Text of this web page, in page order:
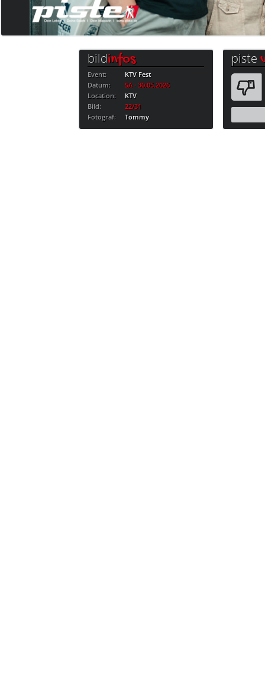
bildinfos
Event:
KTV Fest
Datum:
SA · 30.05.2026
Location:
KTV
Bild:
22/31
Fotograf:
Tommy
piste